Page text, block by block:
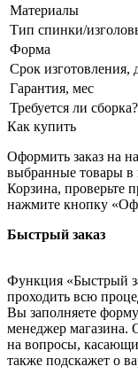
Материалы
Тип спинки/
Форма
Срок изготовления,
Гарантия, мес
Требуется ли сборка?
Как купить
Оформить заказ на
выбранные товары в
Корзина, проверьте
нажмите кнопку
Быстрый заказ
Функция «Быстрый
проходить всю
Вы заполняете
менеджер магазина.
на вопросы,
также подскажет о